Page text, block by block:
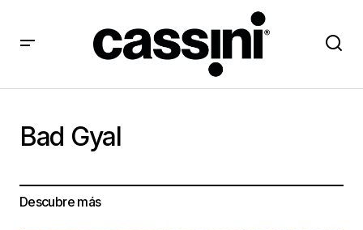
Bad Gyal
Descubre más